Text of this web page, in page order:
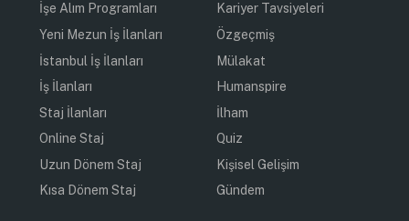
İşe Alım Programları
Yeni Mezun İş İlanları
İstanbul İş İlanları
İş İlanları
Staj İlanları
Online Staj
Uzun Dönem Staj
Kısa Dönem Staj
Kariyer Tavsiyeleri
Özgeçmiş
Mülakat
Humanspire
İlham
Quiz
Kişisel Gelişim
Gündem